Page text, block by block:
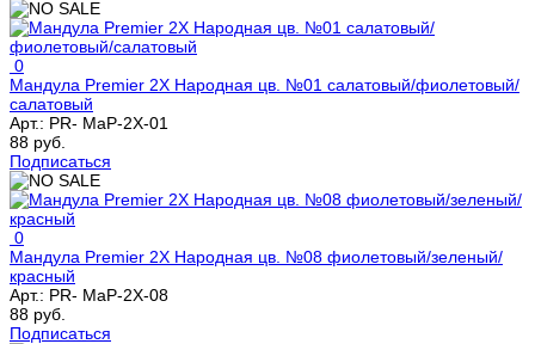
0
Мандула Premier 2Х Народная цв. №01 салатовый/фиолетовый/
салатовый
Арт.: PR- MaP-2X-01
88 руб.
Подписаться
0
Мандула Premier 2Х Народная цв. №08 фиолетовый/зеленый/
красный
Арт.: PR- MaP-2X-08
88 руб.
Подписаться